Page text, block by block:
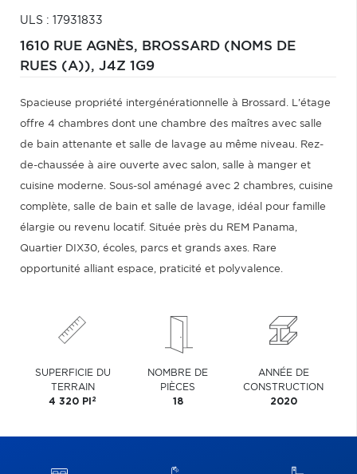
ULS : 17931833
1610 RUE AGNÈS, BROSSARD (NOMS DE
RUES (A)), J4Z 1G9
Spacieuse propriété intergénérationnelle à Brossard. L'étage
offre 4 chambres dont une chambre des maîtres avec salle
de bain attenante et salle de lavage au même niveau. Rez-
de-chaussée à aire ouverte avec salon, salle à manger et
cuisine moderne. Sous-sol aménagé avec 2 chambres, cuisine
complète, salle de bain et salle de lavage, idéal pour famille
élargie ou revenu locatif. Située près du REM Panama,
Quartier DIX30, écoles, parcs et grands axes. Rare
opportunité alliant espace, praticité et polyvalence.
SUPERFICIE DU
TERRAIN
4 320 PI 2
NOMBRE DE
PIÈCES
18
ANNÉE DE
CONSTRUCTION
2020